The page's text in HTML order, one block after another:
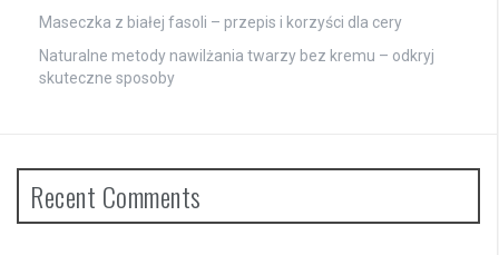
Maseczka z białej fasoli – przepis i korzyści dla cery
Naturalne metody nawilżania twarzy bez kremu – odkryj
skuteczne sposoby
Recent Comments